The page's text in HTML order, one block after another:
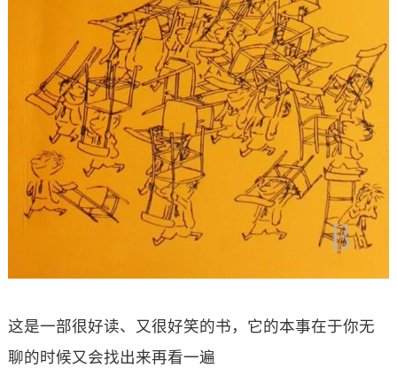
这是一部很好读、又很好笑的书，它的本事在于你无
聊的时候又会找出来再看一遍